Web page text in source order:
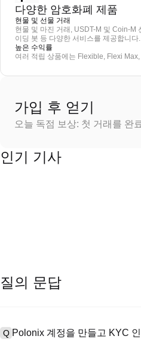
다양한 암호화폐 제품
현물 및 선물 거래
현물 및 마진 거래, USDT-M 및 Coin-M
이딩 봇 등 다양한 서비스를 제공합니다.
높은 수익률
여러 적립 상품에는 Flexible, Flexi
가입 후 얻기
오늘 독점 보상: 첫 거래를 완
인기 기사
질의 문답
Q Polonix 계정을 만들고 KYC